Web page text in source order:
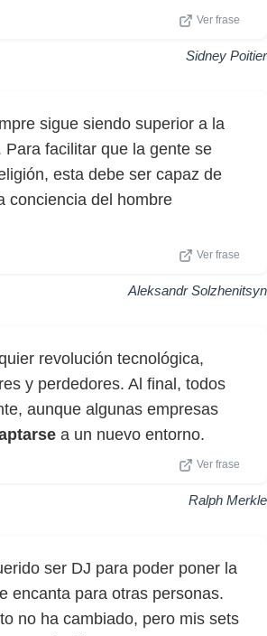
Ver frase
Sidney Poitier
sigue siendo superior a la
Para facilitar que la gente se
esta debe ser capaz de
conciencia del hombre
Ver frase
Aleksandr Solzhenitsyn
revolución tecnológica,
y perdedores. Al final, todos
aunque algunas empresas
a un nuevo entorno.
Ver frase
Ralph Merkle
ser DJ para poder poner la
encanta para otras personas.
no ha cambiado, pero mis sets